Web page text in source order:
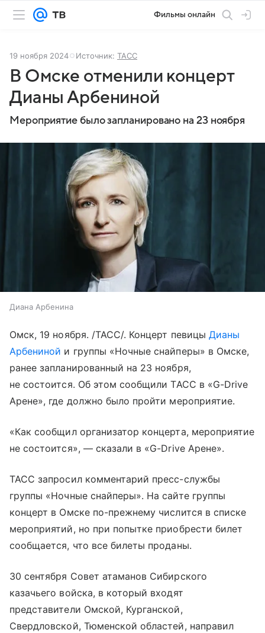
Фильмы онлайн
19 ноября 2024 Источник: ТАСС
В Омске отменили концерт
Дианы Арбениной
Мероприятие было запланировано на 23 ноября
Диана Арбенина
Омск, 19 ноября. /ТАСС/. Концерт певицы Дианы
Арбениной и группы «Ночные снайперы» в Омске,
ранее запланированный на 23 ноября,
не состоится. Об этом сообщили ТАСС в «G-Drive
Арене», где должно было пройти мероприятие.
«Как сообщил организатор концерта, мероприятие
не состоится», — сказали в «G-Drive Арене».
ТАСС запросил комментарий пресс-службы
группы «Ночные снайперы». На сайте группы
концерт в Омске по-прежнему числится в списке
мероприятий, но при попытке приобрести билет
сообщается, что все билеты проданы.
30 сентября Совет атаманов Сибирского
казачьего войска, в который входят
представители Омской, Курганской,
Свердловской, Тюменской областей, направил